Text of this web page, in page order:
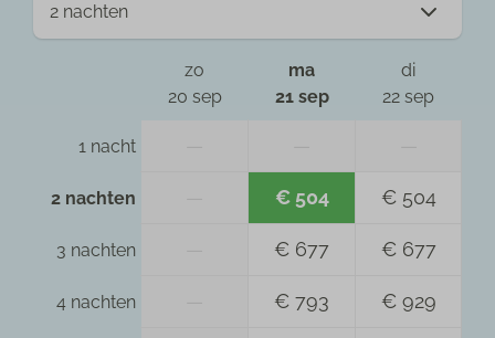
zo
20 sep
ma
21 sep
di
22 sep
1 nacht
2 nachten € 504 € 504
3 nachten € 677 € 677
4 nachten € 793 € 929